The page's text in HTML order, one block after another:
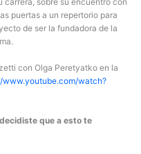
puertas a un repertorio para
de ser la fundadora de la
con Olga Peretyatko en la
www.youtube.com/watch?
que a esto te